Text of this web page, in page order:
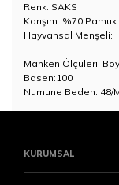
Renk: SAKS
Karışım: %70
Hayvansal Menşeli:
Manken Ölçüleri:
Basen:100
Numune Beden: 48/
KURUMSAL